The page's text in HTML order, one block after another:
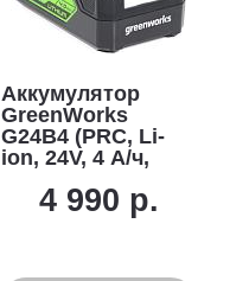
Аккумулятор
GreenWorks
G24B4 (PRC, Li-
ion, 24V, 4 А/ч,
производства)
4 990 р.